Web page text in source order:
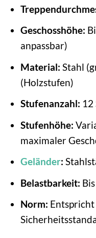
Geschosshöhe:
anpassbar)
Material: Stahl
(Holzstufen)
Stufenanzahl: 12
Stufenhöhe:
maximaler
Geländer:
Belastbarkeit:
Norm: Entspricht